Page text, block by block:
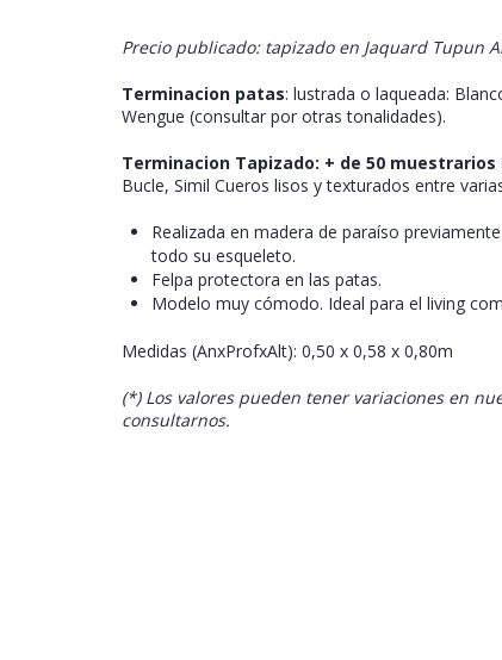
Precio publicado: tapizado en Jaquard Tupun
Terminacion patas: lustrada o laqueada:
Wengue (consultar por otras tonalidades).
Terminacion Tapizado: + de 50 muestrarios
Bucle, Simil Cueros lisos y texturados entre
Realizada en madera de paraíso
todo su esqueleto.
Felpa protectora en las patas.
Modelo muy cómodo. Ideal para el living
Medidas (AnxProfxAlt): 0,50 x 0,58 x 0,80m
(*) Los valores pueden tener variaciones en
consultarnos.